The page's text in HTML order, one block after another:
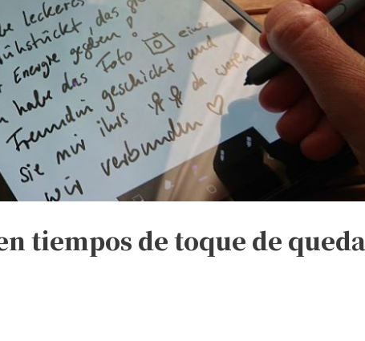
tiempos de toque de